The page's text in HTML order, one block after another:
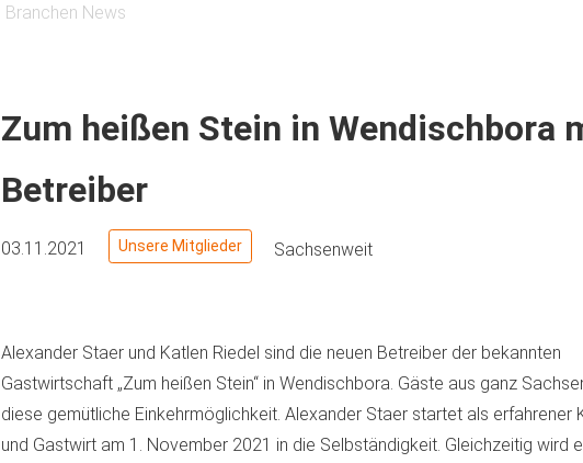
Branchen News
Zum heißen Stein in Wendischbora
Betreiber
03.11.2021 Unsere Mitglieder Sachsenweit
Alexander Staer und Katlen Riedel sind die neuen Betreiber der bekannten
Gastwirtschaft „Zum heißen Stein“ in Wendischbora. Gäste aus ganz
diese gemütliche Einkehrmöglichkeit. Alexander Staer startet als erfahrener
und Gastwirt am 1. November 2021 in die Selbständigkeit. Gleichzeitig wird